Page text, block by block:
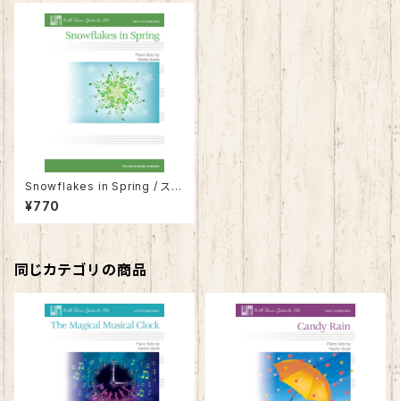
Snowflakes in Spring / スノ
ーフレーク・イン・スプリング
¥770
同じカテゴリの商品